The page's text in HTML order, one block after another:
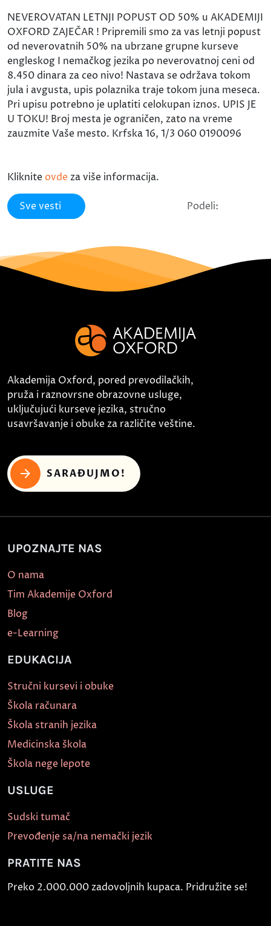
NEVEROVATAN LETNJI POPUST OD 50% u AKADEMIJI
OXFORD ZAJEČAR ! Pripremili smo za vas letnji popust
od neverovatnih 50% na ubrzane grupne kurseve
engleskog I nemačkog jezika po neverovatnoj ceni od
8.450 dinara za ceo nivo! Nastava se održava tokom
jula i avgusta, upis polaznika traje tokom juna meseca.
Pri upisu potrebno je uplatiti celokupan iznos. UPIS JE
U TOKU! Broj mesta je ograničen, zato na vreme
zauzmite Vaše mesto. Krfska 16, 1/3 060 0190096
Kliknite ovde za više informacija.
Sve vesti Podeli:
Akademija Oxford, pored prevodilačkih,
pruža i raznovrsne obrazovne usluge,
uključujući kurseve jezika, stručno
usavršavanje i obuke za različite veštine.
SARAĐUJMO!
UPOZNAJTE NAS
O nama
Tim Akademije Oxford
Blog
e-Learning
EDUKACIJA
Stručni kursevi i obuke
Škola računara
Škola stranih jezika
Medicinska škola
Škola nege lepote
USLUGE
Sudski tumač
Prevođenje sa/na nemački jezik
PRATITE NAS
Preko 2.000.000 zadovoljnih kupaca. Pridružite se!